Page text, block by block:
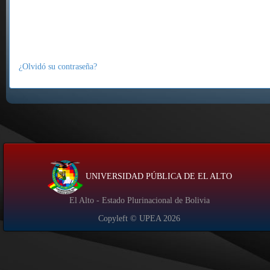
¿Olvidó su contraseña?
UNIVERSIDAD PÚBLICA DE EL ALTO
El Alto - Estado Plurinacional de Bolivia
Copyleft © UPEA2026